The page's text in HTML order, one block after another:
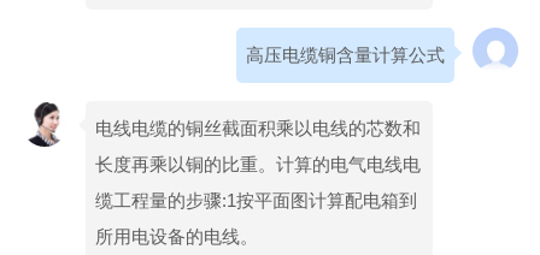
高压电缆铜含量计算公式
电线电缆的铜丝截面积乘以电线的芯数和
长度再乘以铜的比重。计算的电气电线电
缆工程量的步骤:1按平面图计算配电箱到
所用电设备的电线。